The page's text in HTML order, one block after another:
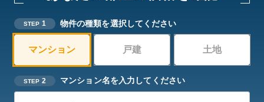
STEP 1 物件の種類を選択してください
マンション 戸建 土地
STEP 2 マンション名を入力してください